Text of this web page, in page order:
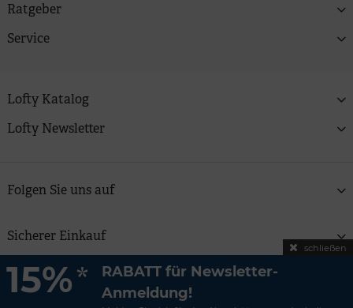
Ratgeber
Service
Lofty Katalog
Lofty Newsletter
Folgen Sie uns auf
Sicherer Einkauf
Copyright © 2026 Lofty Zweitfrisuren GmbH | Alle Preise
verstehen sich inkl. MwSt und zzgl.
15%*
RABATT für Newsletter-
Anmeldung!
schließen